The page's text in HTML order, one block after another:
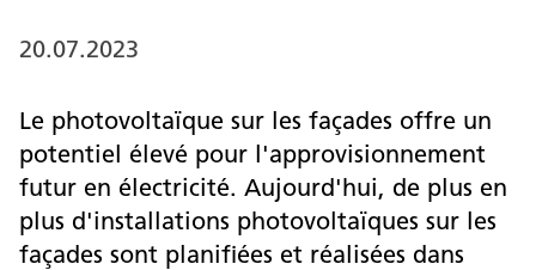
20.07.2023
Le photovoltaïque sur les façades offre un
potentiel élevé pour l'approvisionnement
futur en électricité. Aujourd'hui, de plus en
plus d'installations photovoltaïques sur les
façades sont planifiées et réalisées dans